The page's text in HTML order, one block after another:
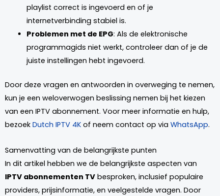
playlist correct is ingevoerd en of je
internetverbinding stabiel is.
Problemen met de EPG: Als de elektronische
programmagids niet werkt, controleer dan of je de
juiste instellingen hebt ingevoerd.
Door deze vragen en antwoorden in overweging te nemen,
kun je een weloverwogen beslissing nemen bij het kiezen
van een IPTV abonnement. Voor meer informatie en hulp,
bezoek Dutch IPTV 4K of neem contact op via WhatsApp.
Samenvatting van de belangrijkste punten
In dit artikel hebben we de belangrijkste aspecten van
IPTV abonnementen TV besproken, inclusief populaire
providers, prijsinformatie, en veelgestelde vragen. Door